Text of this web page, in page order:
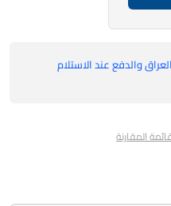
والدفع عند الاستلام
المقارنة